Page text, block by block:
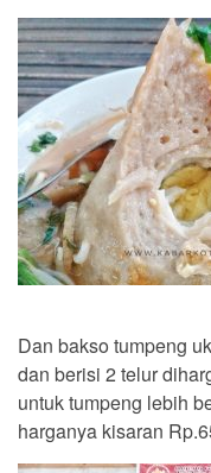
Dan bakso tumpeng
dan berisi 2 telur
untuk tumpeng lebih
harganya kisaran